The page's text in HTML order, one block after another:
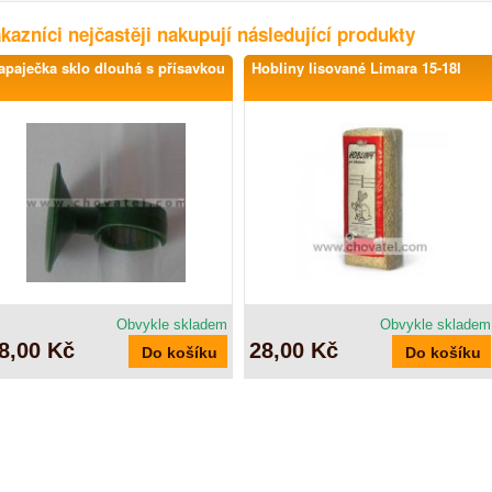
nejčastěji nakupují následující produkty
sklo dlouhá s přísavkou
Obvykle skladem
Kč
Hobliny lisované Limara 15-18l
Obvykle skladem
28,00 Kč